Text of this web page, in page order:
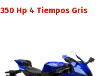
350 Hp 4 Tiempos Gris